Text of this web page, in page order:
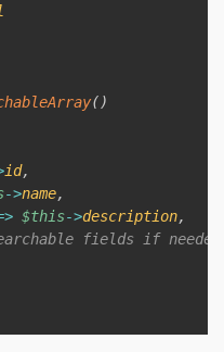
()
id,
->name,
$this->description,
fields if